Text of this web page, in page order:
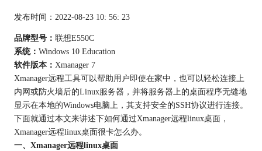
发布时间：2022-08-23 10: 56: 23
品牌型号： 联想E550C
系统： Windows 10 Education
软件版本： Xmanager 7
Xmanager远程工具可以帮助用户即使在家中，也可以轻松连接上
内网或防火墙后的Linux服务器，并将服务器上的桌面程序无缝地
显示在本地的Windows电脑上，其支持安全的SSH协议进行连接。
下面就通过本文来讲述下如何通过Xmanager远程linux桌面，
Xmanager远程linux桌面很卡怎么办。
一、Xmanager远程linux桌面